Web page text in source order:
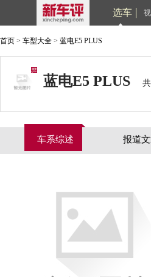
选车
首页 > 车型大全 > 蓝电E5 PLUS
蓝电E5 PLUS 共
车系综述 报道